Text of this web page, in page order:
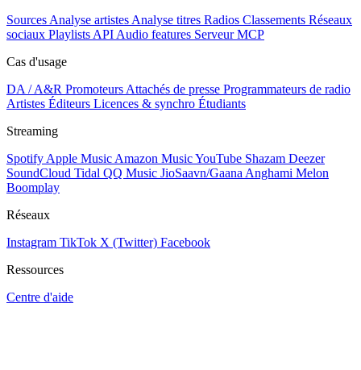
Sources Analyse artistes Analyse titres Radios Classements Réseaux
sociaux Playlists API Audio features Serveur MCP
Cas d'usage
DA / A&R Promoteurs Attachés de presse Programmateurs de radio
Artistes Éditeurs Licences & synchro Étudiants
Streaming
Spotify Apple Music Amazon MusicYouTube Shazam Deezer
SoundCloud Tidal QQ Music JioSaavn/Gaana Anghami Melon
Boomplay
Réseaux
Instagram TikTok X (Twitter) Facebook
Ressources
Centre d'aide